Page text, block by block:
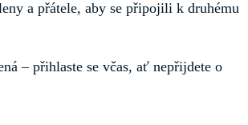
a přátele, aby se připojili k druhému
– přihlaste se včas, ať nepřijdete o